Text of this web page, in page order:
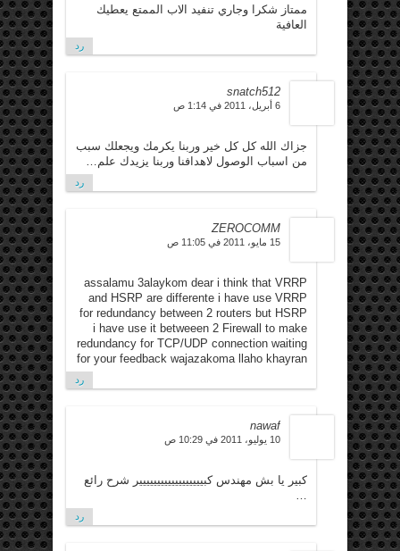
ممتاز شكرا وجاري تنفيد الاب الممتع يعطيك
العافية
رد
snatch512
6 أبريل، 2011 في 1:14 ص
جزاك الله كل كل خير وربنا يكرمك ويجعلك سبب
من اسباب الوصول لاهدافنا وربنا يزيدك علم…
رد
ZEROCOMM
15 مايو، 2011 في 11:05 ص
assalamu 3alaykom dear i think that VRRP
and HSRP are differente i have use VRRP
for redundancy between 2 routers but HSRP
i have use it betweeen 2 Firewall to make
redundancy for TCP/UDP connection waiting
for your feedback wajazakoma llaho khayran
رد
nawaf
10 يوليو، 2011 في 10:29 ص
كبير يا بش مهندس كبيييييييييييييييييير شرح رائع
رد